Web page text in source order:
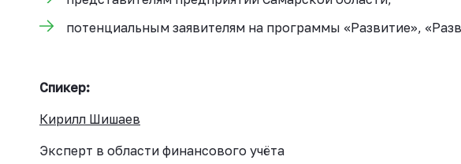
потенциальным заявителям на программы «Развитие»,
Спикер:
Кирилл Шишаев
Эксперт в области финансового учёта